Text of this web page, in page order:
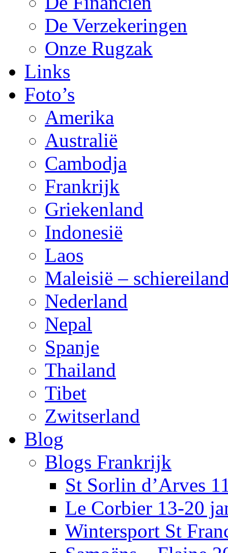
De Verzekeringen
Onze Rugzak
Links
Foto’s
Amerika
Australië
Cambodja
Frankrijk
Griekenland
Indonesië
Laos
Maleisië –
Nederland
Nepal
Spanje
Thailand
Tibet
Zwitserland
Blog
Blogs Frankrijk
St Sorlin d’Arves
Le Corbier 13-20
Wintersport St